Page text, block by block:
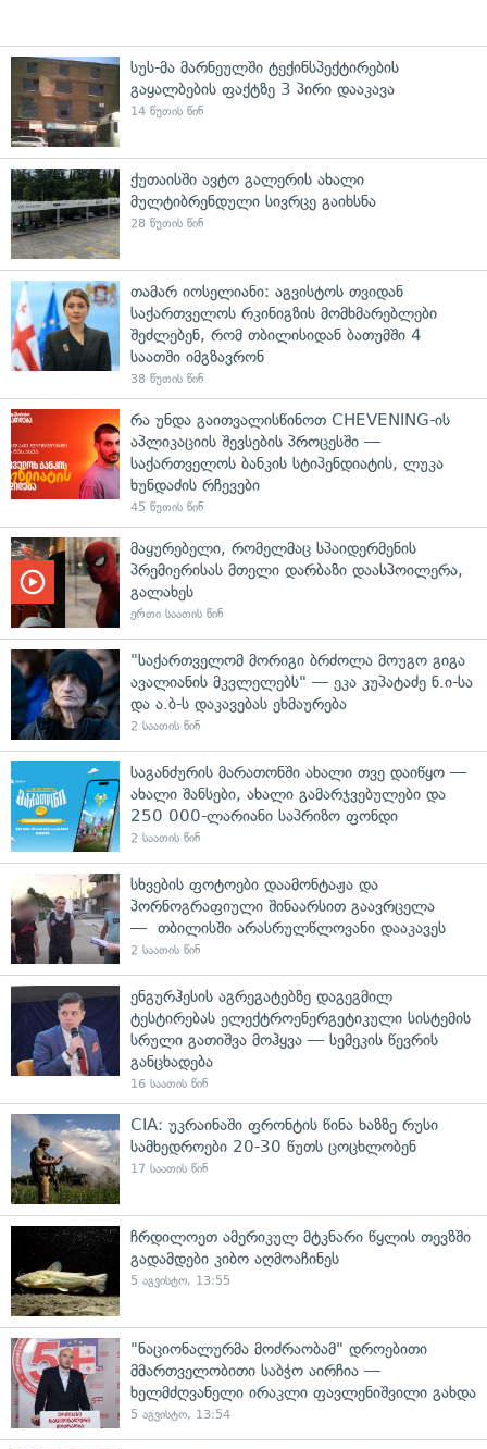
სუს-მა მარნეულში ტექინსპექტირების
გაყალბების ფაქტზე 3 პირი დააკავა
14 წუთის წინ
ქუთაისში ავტო გალერის ახალი
მულტიბრენდული სივრცე გაიხსნა
28 წუთის წინ
თამარ იოსელიანი: აგვისტოს თვიდან
საქართველოს რკინიგზის მომხმარებლები
შეძლებენ, რომ თბილისიდან ბათუმში 4
საათში იმგზავრონ
38 წუთის წინ
რა უნდა გაითვალისწინოთ CHEVENING-ის
აპლიკაციის შევსების პროცესში —
საქართველოს ბანკის სტიპენდიატის, ლუკა
ხუნდაძის რჩევები
45 წუთის წინ
მაყურებელი, რომელმაც სპაიდერმენის
პრემიერისას მთელი დარბაზი დაასპოილერა,
გალახეს
ერთი საათის წინ
"საქართველომ მორიგი ბრძოლა მოუგო გიგა
ავალიანის მკვლელებს" — ეკა კუპატაძე ნ.ი-სა
და ა.ბ-ს დაკავებას ეხმაურება
2 საათის წინ
საგანძურის მარათონში ახალი თვე დაიწყო —
ახალი შანსები, ახალი გამარჯვებულები და
250 000-ლარიანი საპრიზო ფონდი
2 საათის წინ
სხვების ფოტოები დაამონტაჟა და
პორნოგრაფიული შინაარსით გაავრცელა
— თბილისში არასრულწლოვანი დააკავეს
2 საათის წინ
ენგურჰესის აგრეგატებზე დაგეგმილ
ტესტირებას ელექტროენერგეტიკული სისტემის
სრული გათიშვა მოჰყვა — სემეკის წევრის
განცხადება
16 საათის წინ
CIA: უკრაინაში ფრონტის წინა ხაზზე რუსი
სამხედროები 20-30 წუთს ცოცხლობენ
17 საათის წინ
ჩრდილოეთ ამერიკულ მტკნარი წყლის თევზში
გადამდები კიბო აღმოაჩინეს
5 აგვისტო, 13:55
"ნაციონალურმა მოძრაობამ" დროებითი
მმართველობითი საბჭო აირჩია —
ხელმძღვანელი ირაკლი ფავლენიშვილი გახდა
5 აგვისტო, 13:54